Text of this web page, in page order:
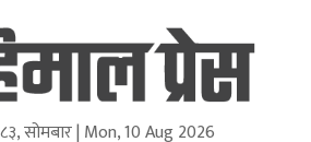
and Research Pvt Ltd.
सोमबार | Mon, 10 Aug 2026